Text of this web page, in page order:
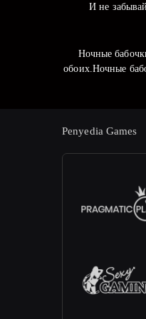
И не
Ночные
обоих.Ночные
Penyedia Games